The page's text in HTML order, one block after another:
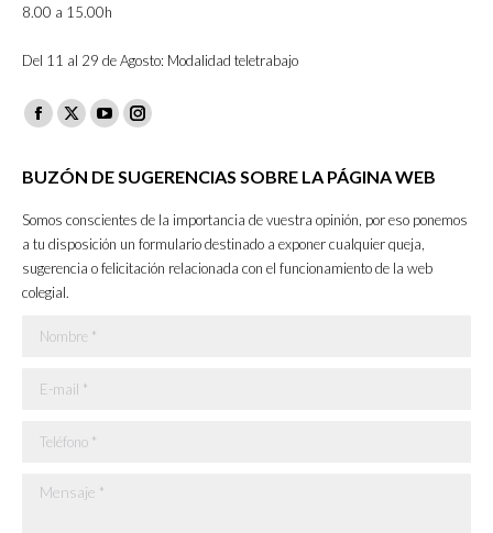
8.00 a 15.00h
Del 11 al 29 de Agosto: Modalidad teletrabajo
Facebook
opens
new
window
X
opens
new
window
YouTube
opens
new
window
Instagram
opens
in
new
window
BUZÓN DE SUGERENCIAS SOBRE LA PÁGINA WEB
Somos conscientes de la importancia de vuestra opinión, por eso ponemos
a tu disposición un formulario destinado a exponer cualquier queja,
sugerencia o felicitación relacionada con el funcionamiento de la web
colegial.
Nombre *
E-mail *
Teléfono *
Mensaje *